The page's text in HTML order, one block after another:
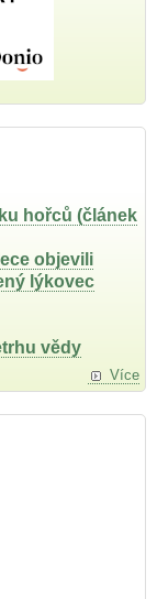
hořců (článek
objevili
lýkovec
vědy
Více